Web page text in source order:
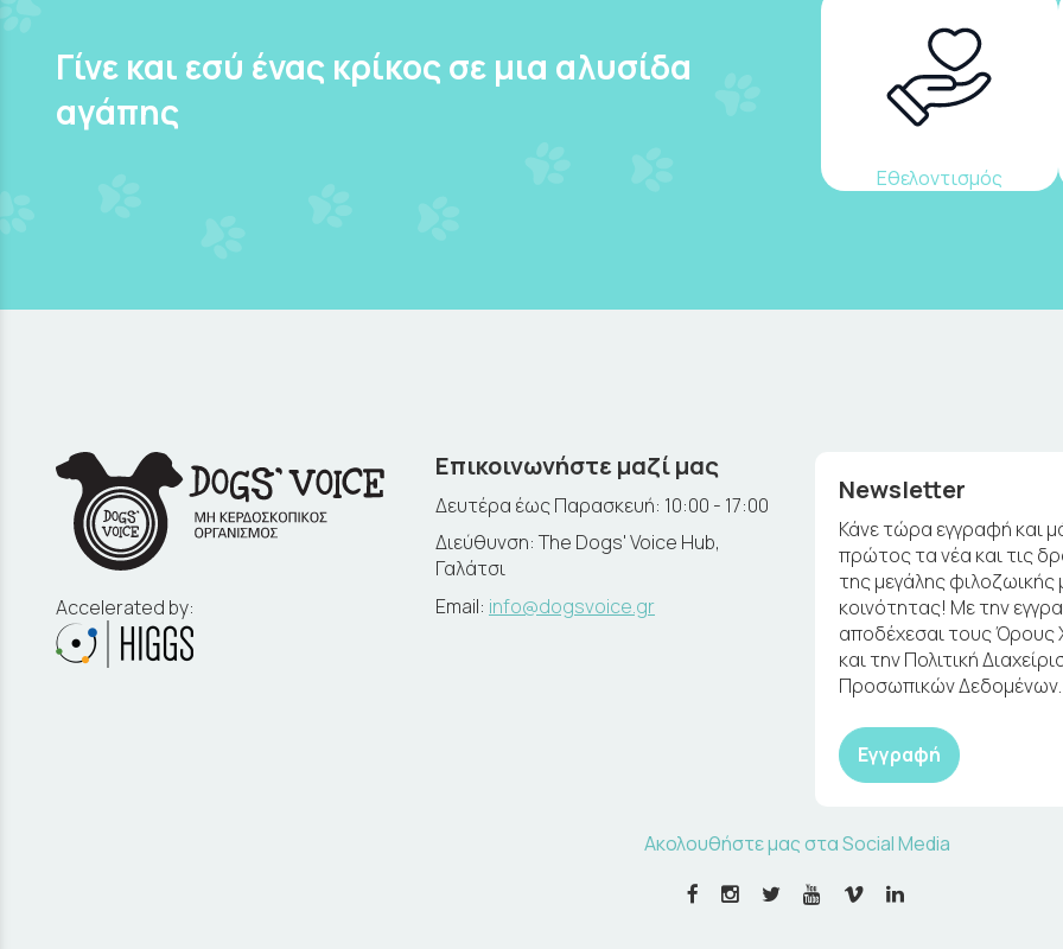
Γίνε και εσύ ένας κρίκος σε μια αλυσίδα
αγάπης
Εθελοντισμός
Accelerated by:
Επικοινωνήστε μαζί μας
Δευτέρα έως Παρασκευή: 10:00 - 17:00
Διεύθυνση: The Dogs' Voice Hub,
Γαλάτσι
Email: info@dogsvoice.gr
Newsletter
Κάνε τώρα εγγραφή και
πρώτος τα νέα και τις
της μεγάλης φιλοζωικής
κοινότητας! Με την
αποδέχεσαι τους Όρους
και την Πολιτική
Προσωπικών Δεδομένων.
Εγγραφή
Ακολουθήστε μας στα Social Media